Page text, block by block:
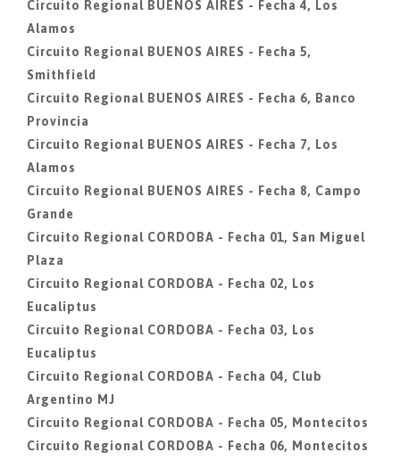
Circuito Regional BUENOS AIRES - Fecha 4, Los
Alamos
Circuito Regional BUENOS AIRES - Fecha 5,
Smithfield
Circuito Regional BUENOS AIRES - Fecha 6, Banco
Provincia
Circuito Regional BUENOS AIRES - Fecha 7, Los
Alamos
Circuito Regional BUENOS AIRES - Fecha 8, Campo
Grande
Circuito Regional CORDOBA - Fecha 01, San Miguel
Plaza
Circuito Regional CORDOBA - Fecha 02, Los
Eucaliptus
Circuito Regional CORDOBA - Fecha 03, Los
Eucaliptus
Circuito Regional CORDOBA - Fecha 04, Club
Argentino MJ
Circuito Regional CORDOBA - Fecha 05, Montecitos
Circuito Regional CORDOBA - Fecha 06, Montecitos